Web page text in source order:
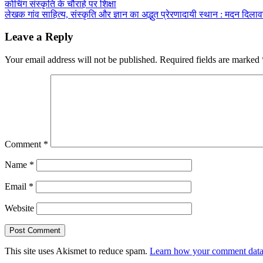
Share
Post
navigation
कोचिंग संस्कृति के चौराहे पर शिक्षा
लेखक गांव साहित्य, संस्कृति और ज्ञान का अद्भुत प्रेरणादायी स्थान : मदन
Leave a Reply
Your email address will not be published. Required fields are marked
Comment *
Name *
Email *
Website
This site uses Akismet to reduce spam. Learn how your comment